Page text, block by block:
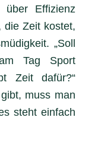
Effizienz
die Zeit kostet,
„Soll
Tag Sport
Zeit dafür?“
muss man
steht einfach